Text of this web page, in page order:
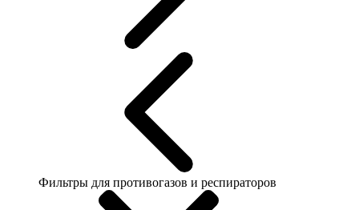
Фильтры для противогазов и респираторов